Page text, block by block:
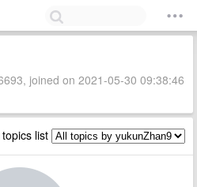
joined on 2021-05-30 09:38:46
list